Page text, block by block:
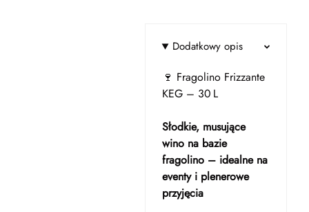
Dodatkowy opis
🍷 Fragolino Frizzante
KEG – 30 L
Słodkie, musujące
wino na bazie
fragolino – idealne na
eventy i plenerowe
przyjęcia